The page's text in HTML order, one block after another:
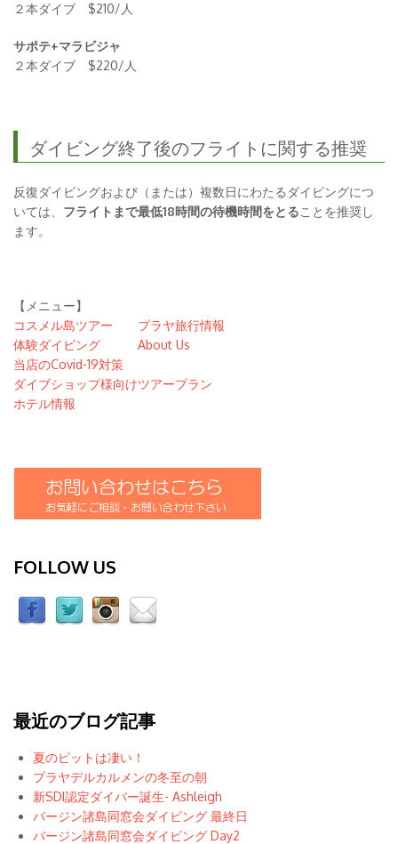
２本ダイブ $210/人
サポテ+マラビジャ
２本ダイブ $220/人
ダイビング終了後のフライトに関する推奨
反復ダイビングおよび（または）複数日にわたるダイビングにつ
いては、 フライトまで最低18時間の待機時間をとることを推奨し
ます。
【メニュー】
コスメル島ツアー
プラヤ旅行情報
体験ダイビング
About Us
当店のCovid-19対策
ダイブショップ様向けツアープラン
ホテル情報
FOLLOW US
最近のブログ記事
夏のピットは凄い！
プラヤデルカルメンの冬至の朝
新SDI認定ダイバー誕生- Ashleigh
バージン諸島同窓会ダイビング 最終日
バージン諸島同窓会ダイビング Day2